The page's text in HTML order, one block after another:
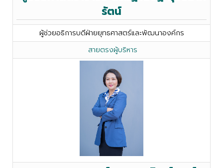
รัตน์
ผู้ช่วยอธิการบดีฝ่ายยุทธศาสตร์และพัฒนาองค์กร
สายตรงผู้บริหาร